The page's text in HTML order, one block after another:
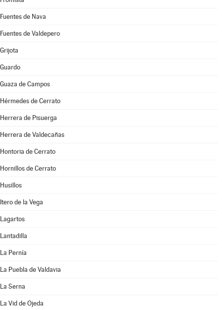
Fuentes de Nava
Fuentes de Valdepero
Grijota
Guardo
Guaza de Campos
Hérmedes de Cerrato
Herrera de Pisuerga
Herrera de Valdecañas
Hontoria de Cerrato
Hornillos de Cerrato
Husillos
Itero de la Vega
Lagartos
Lantadilla
La Pernía
La Puebla de Valdavia
La Serna
La Vid de Ojeda